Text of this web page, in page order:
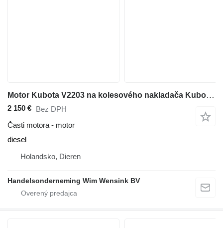
Motor Kubota V2203 na kolesového nakladača Kubota R 520 B
2 150 € Bez DPH
Časti motora - motor
diesel
Holandsko, Dieren
Handelsonderneming Wim Wensink BV